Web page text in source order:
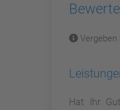
Vergeben
Hat Ihr